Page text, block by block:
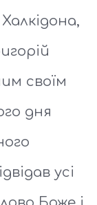
своїм
дня
усі